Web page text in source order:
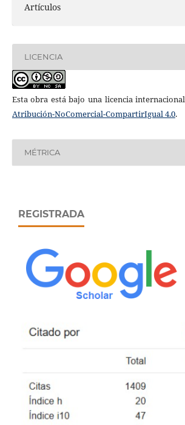
Artículos
LICENCIA
Esta obra está bajo una licencia internacional
Atribución-NoComercial-CompartirIgual 4.0.
MÉTRICA
REGISTRADA